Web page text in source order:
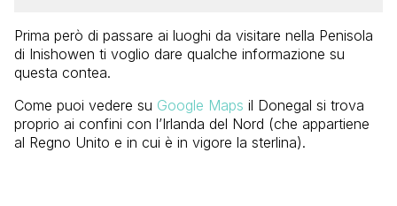
Prima però di passare ai luoghi da visitare nella Penisola
di Inishowen ti voglio dare qualche informazione su
questa contea.
Come puoi vedere su Google Maps il Donegal si trova
proprio ai confini con l’Irlanda del Nord (che appartiene
al Regno Unito e in cui è in vigore la sterlina).